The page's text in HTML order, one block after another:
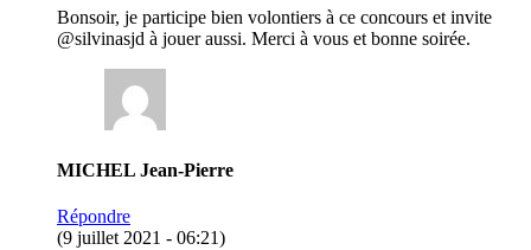
Bonsoir, je participe bien volontiers à ce concours et invite
@silvinasjd à jouer aussi. Merci à vous et bonne soirée.
MICHEL Jean-Pierre
Répondre
(9 juillet 2021 - 06:21)